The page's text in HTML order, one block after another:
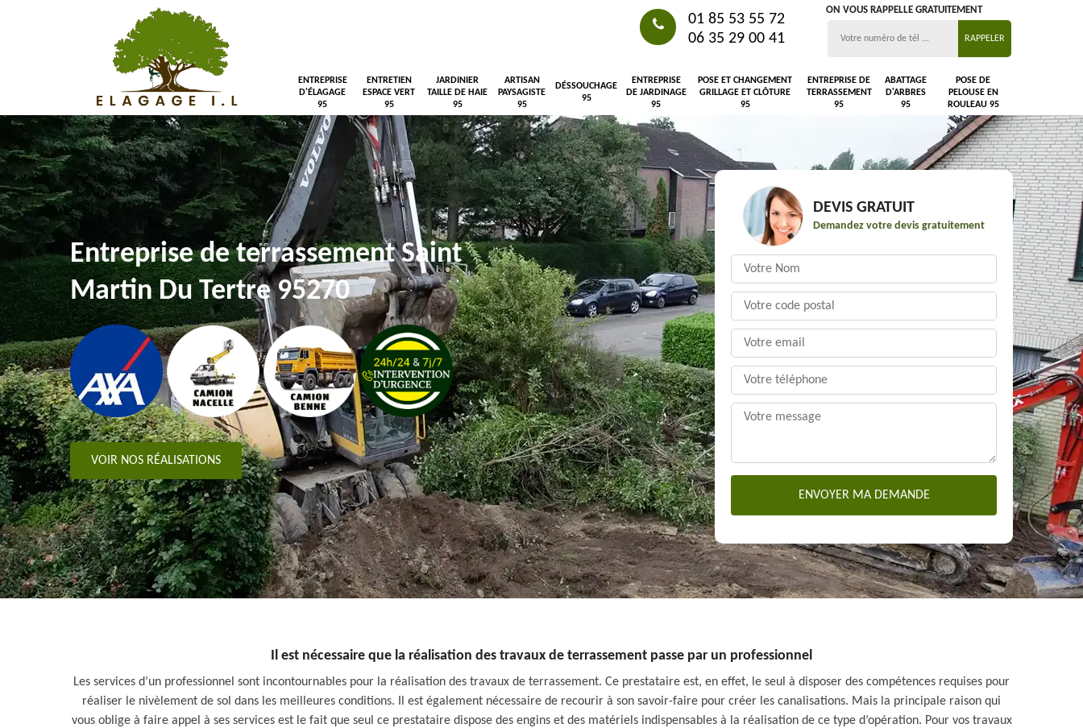
01 85 53 55 72
06 35 29 00 41
ON VOUS RAPPELLE GRATUITEMENT
ENTREPRISE
D'ÉLAGAGE
95
ENTRETIEN
ESPACE VERT
95
JARDINIER
TAILLE DE HAIE
95
ARTISAN
PAYSAGISTE
95
DÉSSOUCHAGE
95
ENTREPRISE
DE JARDINAGE
95
POSE ET CHANGEMENT
GRILLAGE ET CLÔTURE
95
ENTREPRISE DE
TERRASSEMENT
95
ABATTAGE
D'ARBRES
95
POSE DE
PELOUSE EN
ROULEAU 95
Entreprise de terrassement Saint
Martin Du Tertre 95270
VOIR NOS RÉALISATIONS
DEVIS GRATUIT
Demandez votre devis gratuitement
Il est nécessaire que la réalisation des travaux de terrassement passe par un professionnel
Les services d’un professionnel sont incontournables pour la réalisation des travaux de terrassement. Ce prestataire est, en effet, le seul à disposer des compétences requises pour
réaliser le nivèlement de sol dans les meilleures conditions. Il est également nécessaire de recourir à son savoir-faire pour créer les canalisations. Mais la principale raison qui
vous oblige à faire appel à ses services est le fait que seul ce prestataire dispose des engins et des matériels indispensables à la réalisation de ce type d’opération. Pour vos travaux